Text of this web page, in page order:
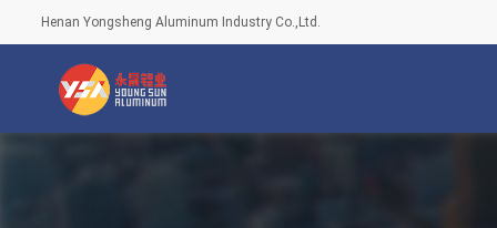
Henan Yongsheng Aluminum Industry Co.,Ltd.